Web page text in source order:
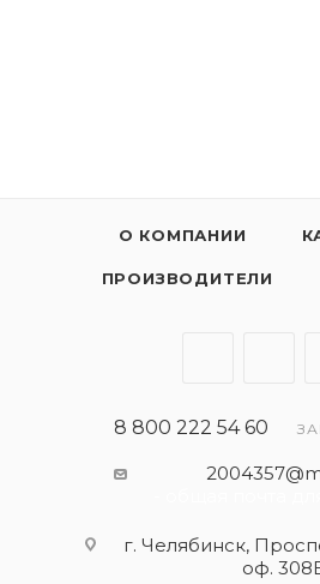
О КОМПАНИИ
ПРОИЗВОДИТЕЛИ
8 800 222 54 60
г. Челябинск,
оф.